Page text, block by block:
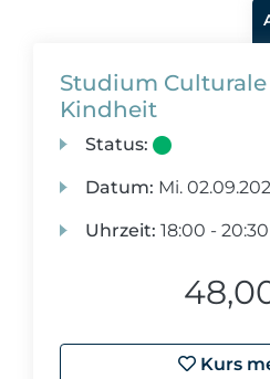
Studium
Kindheit
Status:
Datum: Mi.
Uhrzeit: 18:00 -
Kurs